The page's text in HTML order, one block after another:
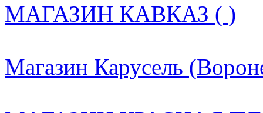
МАГАЗИН КАВКАЗ ( )
Магазин Карусель